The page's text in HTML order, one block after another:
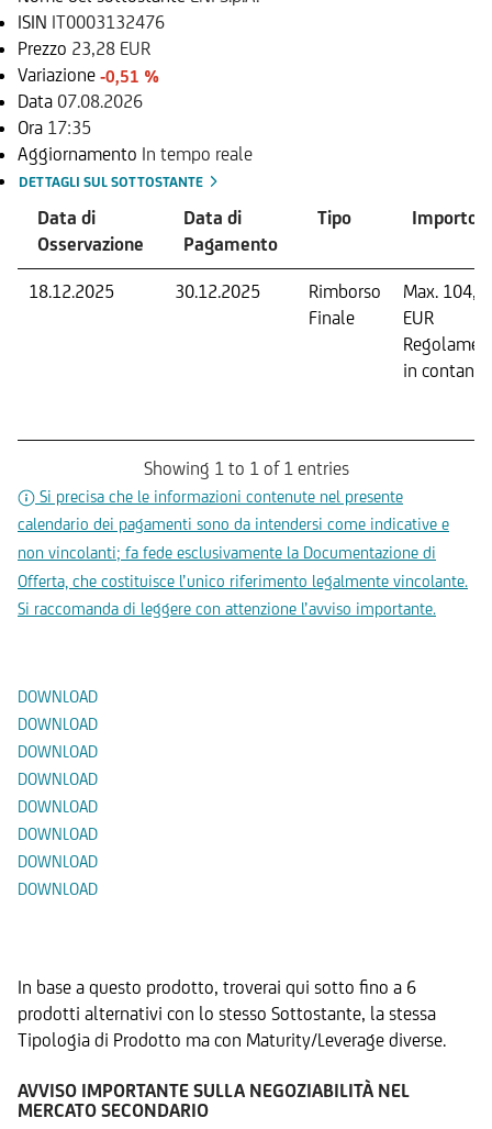
ISIN IT0003132476
Prezzo 23,28 EUR
Variazione -0,51 %
Data 07.08.2026
Ora 17:35
Aggiornamento In tempo reale
DETTAGLI SUL SOTTOSTANTE
Data di
Osservazione
Data di
Pagamento
Tipo Importo
18.12.2025 30.12.2025
Rimborso
Finale
Max. 104,5
EUR
in contanti.
Showing 1 to 1 of 1 entries
Si precisa che le informazioni contenute nel presente
calendario dei pagamenti sono da intendersi come indicative e
non vincolanti; fa fede esclusivamente la Documentazione di
Offerta, che costituisce l’unico riferimento legalmente vincolante.
Si raccomanda di leggere con attenzione l’avviso importante.
DOWNLOAD
DOWNLOAD
DOWNLOAD
DOWNLOAD
DOWNLOAD
DOWNLOAD
DOWNLOAD
DOWNLOAD
In base a questo prodotto, troverai qui sotto fino a 6
prodotti alternativi con lo stesso Sottostante, la stessa
Tipologia di Prodotto ma con Maturity/Leverage diverse.
AVVISO IMPORTANTE SULLA NEGOZIABILITÀ NEL
MERCATO SECONDARIO